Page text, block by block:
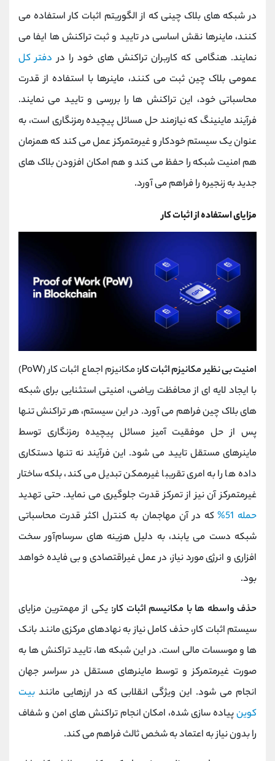
در شبکه های بلاک چینی که از الگوریتم اثبات کار استفاده می
کنند، ماینرها نقش اساسی در تایید و ثبت تراکنش ها ایفا می
نمایند. هنگامی که کاربران تراکنش های خود را در دفتر کل
عمومی بلاک چین ثبت می کنند، ماینرها با استفاده از قدرت
محاسباتی خود، این تراکنش ها را بررسی و تایید می نمایند.
فرآیند ماینینگ که نیازمند حل مسائل پیچیده رمزنگاری است، به
عنوان یک سیستم خودکار و غیرمتمرکز عمل می کند که همزمان
هم امنیت شبکه را حفظ می کند و هم امکان افزودن بلاک های
جدید به زنجیره را فراهم می آورد.
مزایای استفاده از اثبات کار
امنیت بی‌ نظیر مکانیزم اثبات کار:
مکانیزم اجماع اثبات کار (PoW)
با ایجاد لایه ‌ای از محافظت ریاضی، امنیتی استثنایی برای شبکه
‌های بلاک چین فراهم می ‌آورد. در این سیستم، هر تراکنش تنها
پس از حل موفقیت ‌آمیز مسائل پیچیده رمزنگاری توسط
ماینرهای مستقل تایید می‌ شود. این فرآیند نه تنها دستکاری
داده‌ ها را به امری تقریبا غیرممکن تبدیل می کند، بلکه ساختار
غیرمتمرکز آن نیز از تمرکز قدرت جلوگیری می‌ نماید. حتی تهدید
حمله 51%
که در آن مهاجمان به کنترل اکثر قدرت محاسباتی
شبکه دست می یابند، به دلیل هزینه ‌های سرسام‌آور سخت
‌افزاری و انرژی مورد نیاز، در عمل غیراقتصادی و بی ‌فایده خواهد
بود.
حذف واسطه ها با مکانیسم اثبات کار: یکی از مهمترین مزایای
سیستم اثبات کار، حذف کامل نیاز به نهادهای مرکزی مانند بانک
ها و موسسات مالی است. در این شبکه ها، تایید تراکنش ها به
صورت غیرمتمرکز و توسط ماینرهای مستقل در سراسر جهان
انجام می شود. این ویژگی انقلابی که در ارزهایی مانند بیت
کوینپیاده سازی شده، امکان انجام تراکنش های امن و شفاف
را بدون نیاز به اعتماد به شخص ثالث فراهم می کند.